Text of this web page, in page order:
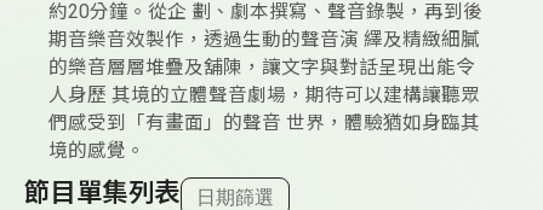
約20分鐘。從企 劃、劇本撰寫、聲音錄製，再到後
期音樂音效製作，透過生動的聲音演 繹及精緻細膩
的樂音層層堆疊及舖陳，讓文字與對話呈現出能令
人身歷 其境的立體聲音劇場，期待可以建構讓聽眾
們感受到「有畫面」的聲音 世界，體驗猶如身臨其
境的感覺。
節目單集列表 日期篩選